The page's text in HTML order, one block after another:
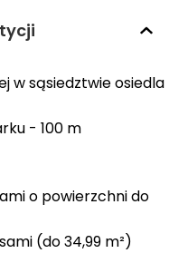
w sąsiedztwie osiedla
- 100 m
o powierzchni do
(do 34,99 m²)